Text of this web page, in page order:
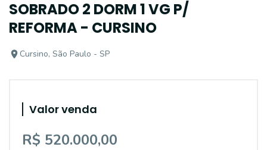
SOBRADO 2 DORM 1 VG P/
REFORMA - CURSINO
Cursino, São Paulo - SP
Valor venda
R$ 520.000,00